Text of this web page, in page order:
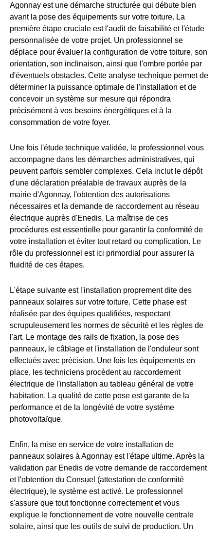
Agonnay est une démarche structurée qui débute bien
avant la pose des équipements sur votre toiture. La
première étape cruciale est l'audit de faisabilité et l'étude
personnalisée de votre projet. Un professionnel se
déplace pour évaluer la configuration de votre toiture, son
orientation, son inclinaison, ainsi que l'ombre portée par
d'éventuels obstacles. Cette analyse technique permet de
déterminer la puissance optimale de l'installation et de
concevoir un système sur mesure qui répondra
précisément à vos besoins énergétiques et à la
consommation de votre foyer.
Une fois l'étude technique validée, le professionnel vous
accompagne dans les démarches administratives, qui
peuvent parfois sembler complexes. Cela inclut le dépôt
d'une déclaration préalable de travaux auprès de la
mairie d'Agonnay, l'obtention des autorisations
nécessaires et la demande de raccordement au réseau
électrique auprès d'Enedis. La maîtrise de ces
procédures est essentielle pour garantir la conformité de
votre installation et éviter tout retard ou complication. Le
rôle du professionnel est ici primordial pour assurer la
fluidité de ces étapes.
L'étape suivante est l'installation proprement dite des
panneaux solaires sur votre toiture. Cette phase est
réalisée par des équipes qualifiées, respectant
scrupuleusement les normes de sécurité et les règles de
l'art. Le montage des rails de fixation, la pose des
panneaux, le câblage et l'installation de l'onduleur sont
effectués avec précision. Une fois les équipements en
place, les techniciens procèdent au raccordement
électrique de l'installation au tableau général de votre
habitation. La qualité de cette pose est garante de la
performance et de la longévité de votre système
photovoltaïque.
Enfin, la mise en service de votre installation de
panneaux solaires à Agonnay est l'étape ultime. Après la
validation par Enedis de votre demande de raccordement
et l'obtention du Consuel (attestation de conformité
électrique), le système est activé. Le professionnel
s'assure que tout fonctionne correctement et vous
explique le fonctionnement de votre nouvelle centrale
solaire, ainsi que les outils de suivi de production. Un